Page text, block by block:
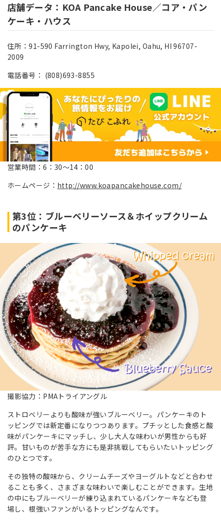
店舗データ：KOA Pancake House／コア・パン
ケーキ・ハウス
住所：91-590 Farrington Hwy, Kapolei, Oahu, HI 96707-
2009
電話番号： (808)693-8855
営業時間：6：30～14：00
ホームページ： http://www.koapancakehouse.com/
第3位：ブルーベリーソース＆ホイップクリーム
のパンケーキ
撮影協力：PMAトライアングル
ストロベリーよりも酸味が強いブルーベリー。パンケーキのト
ッピングでは新定番になりつつあります。プチッとした食感と酸
味がパンケーキにマッチし、少し大人な味わいが男性からも好
評。甘いものが苦手な方にも是非挑戦してもらいたいトッピング
のひとつです。
その独特の酸味から、クリームチーズやヨーグルトなどと合わせ
ることも多く、さまざまな味わいで楽しむことができます。生地
の中にもブルーベリーが練り込まれているパンケーキなども登
場し、根強いファンがいるトッピングなんです。